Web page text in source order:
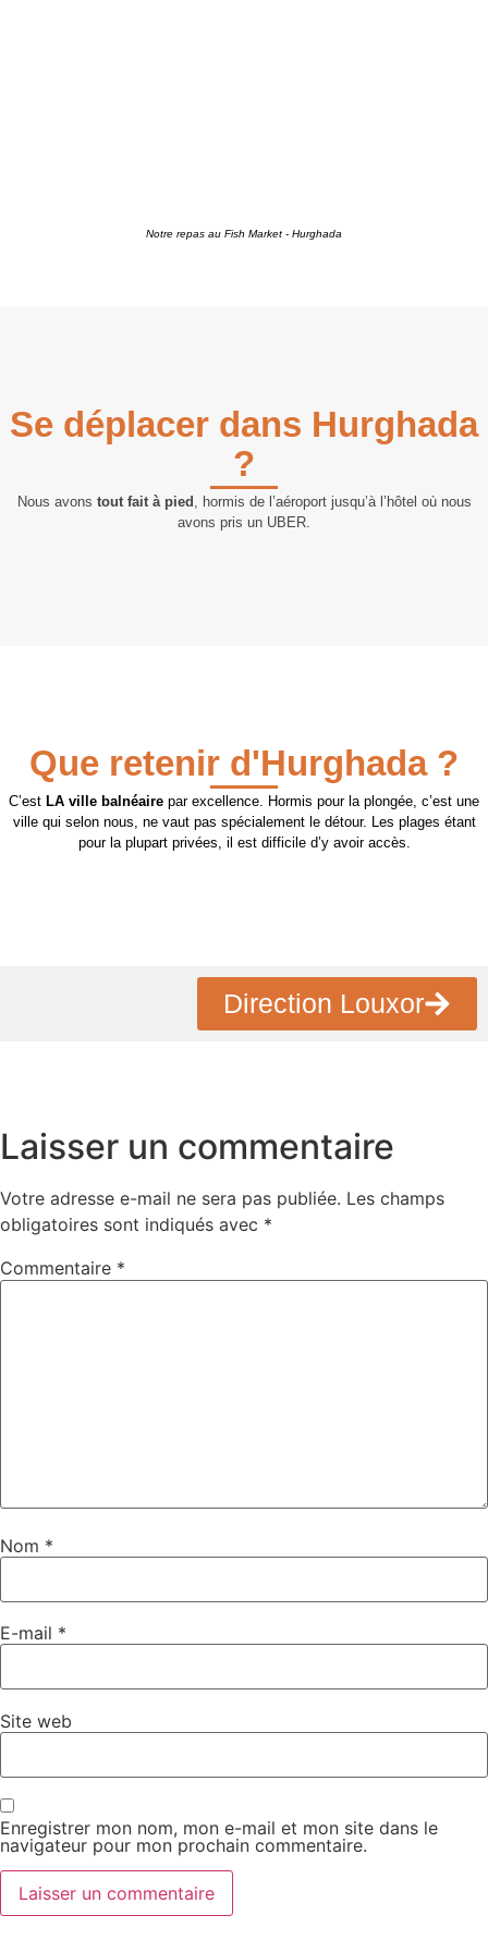
Notre repas au Fish Market - Hurghada
Se déplacer dans Hurghada
?
Nous avons tout fait à pied , hormis de l’aéroport jusqu’à l’hôtel où nous
avons pris un UBER.
Que retenir d'Hurghada ?
C’est LA ville balnéaire par excellence. Hormis pour la plongée, c’est une
ville qui selon nous, ne vaut pas spécialement le détour. Les plages étant
pour la plupart privées, il est difficile d’y avoir accès.
Direction Louxor
Laisser un commentaire
Votre adresse e-mail ne sera pas publiée. Les champs
obligatoires sont indiqués avec *
Commentaire *
Nom *
E-mail *
Site web
Enregistrer mon nom, mon e-mail et mon site dans le
navigateur pour mon prochain commentaire.